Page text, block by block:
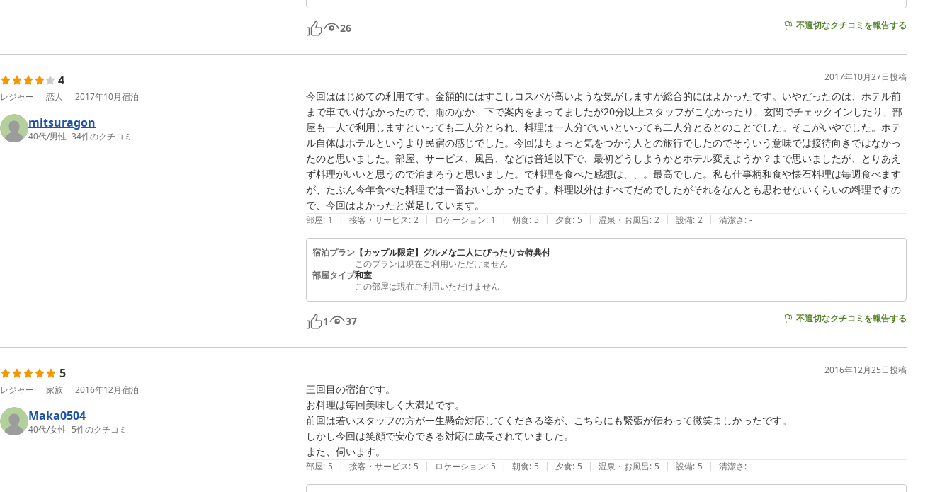
26 不適切なクチコミを報告する
4
レジャー 恋人 2017年10月宿泊
mitsuragon
40代/男性 |34件のクチコミ
2017年10月27日投稿
今回ははじめての利用です。金額的にはすこしコスパが高いような気がしますが総合的にはよかったです。いやだったのは、ホテル前
まで車でいけなかったので、雨のなか、下で案内をまってましたが20分以上スタッフがこなかったり、玄関でチェックインしたり、部
屋も一人で利用しますといっても二人分とられ、料理は一人分でいいといっても二人分とるとのことでした。そこがいやでした。ホテ
ル自体はホテルというより民宿の感じでした。今回はちょっと気をつかう人との旅行でしたのでそういう意味では接待向きではなかっ
たのと思いました。部屋、サービス、風呂、などは普通以下で、最初どうしようかとホテル変えようか？まで思いましたが、とりあえ
ず料理がいいと思うので泊まろうと思いました。で料理を食べた感想は、、。最高でした。私も仕事柄和食や懐石料理は毎週食べます
が、たぶん今年食べた料理では一番おいしかったです。料理以外はすべてだめでしたがそれをなんとも思わせないくらいの料理ですの
で、今回はよかったと満足しています。
部屋: 1 | 接客・サービス: 2 | ロケーション: 1 | 朝食: 5 | 夕食: 5 | 温泉・お風呂: 2 | 設備: 2 | 清潔さ: -
宿泊プラン 【カップル限定】グルメな二人にぴったり☆特典付
このプランは現在ご利用いただけません
部屋タイプ和室
この部屋は現在ご利用いただけません
1 37 不適切なクチコミを報告する
5
レジャー 家族 2016年12月宿泊
Maka0504
40代/女性 | 5件のクチコミ
2016年12月25日投稿
三回目の宿泊です。
お料理は毎回美味しく大満足です。
前回は若いスタッフの方が一生懸命対応してくださる姿が、こちらにも緊張が伝わって微笑ましかったです。
しかし今回は笑顔で安心できる対応に成長されていました。
また、伺います。
部屋: 5 | 接客・サービス: 5 | ロケーション: 5 | 朝食: 5 | 夕食: 5 | 温泉・お風呂: 5 | 設備: 5 | 清潔さ: -